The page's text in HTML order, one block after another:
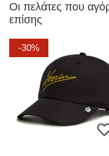
Οι πελάτες που
επίσης
-30%